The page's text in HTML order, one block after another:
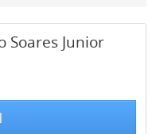
Soares Junior